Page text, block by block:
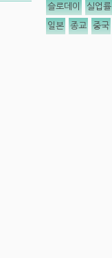
슬로데이 실업률
일본 종교 중국